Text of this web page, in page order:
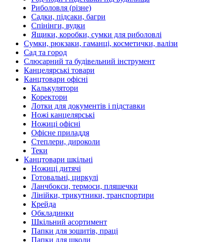
Риболовля (різне)
Садки, підсаки, багри
Спінінги, вудки
Ящики, коробки, сумки для риболовлі
Сумки, рюкзаки, гаманці, косметички, валізи
Сад та город
Слюсарний та будівельний інструмент
Канцелярські товари
Канцтовари офісні
Калькулятори
Коректори
Лотки для документів і підставки
Ножі канцелярські
Ножиці офісні
Офісне приладдя
Степлери, дироколи
Теки
Канцтовари шкільні
Ножиці дитячі
Готовальні, циркулі
Ланчбокси, термоси, пляшечки
Лінійки, трикутники, транспортири
Крейда
Обкладинки
Шкільний асортимент
Папки для зошитів, праці
Папки для школи